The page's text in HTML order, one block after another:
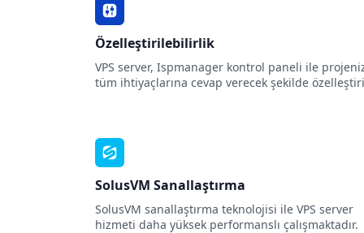
Özelleştirilebilirlik
VPS server, Ispmanager kontrol paneli ile
tüm ihtiyaçlarına cevap verecek şekilde
SolusVM Sanallaştırma
SolusVM sanallaştırma teknolojisi ile VPS server
hizmeti daha yüksek performanslı çalışmaktadır.